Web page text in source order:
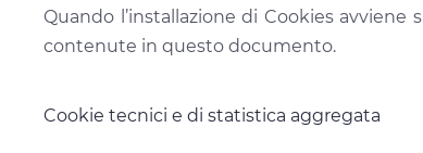
Quando l’installazione di Cookies
contenute in questo documento.
Cookie tecnici e di statistica aggregata